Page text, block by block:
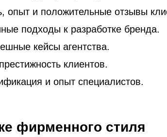
опыт и положительные отзывы
подходы к разработке бренда.
кейсы агентства.
клиентов.
и опыт специалистов.
фирменного стиля